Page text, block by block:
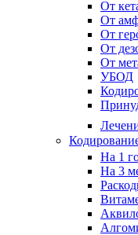
От
От
От
От
От
УБОД
На 1
На 3